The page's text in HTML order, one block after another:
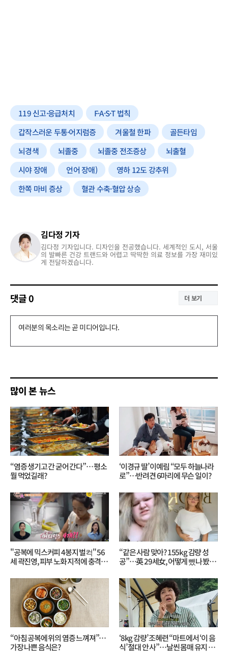
119 신고·응급처치
F·A·S·T 법칙
갑작스러운 두통·어지럼증
겨울철 한파
골든타임
뇌경색
뇌졸중 뇌졸중 전조증상
뇌출혈
시야 장애
언어 장애)
영하 12도 강추위
한쪽 마비 증상
혈관 수축·혈압 상승
김다정 기자
김다정 기자입니다. 디자인을 전공했습니다. 세계적인 도시, 서울
의 발빠른 건강 트랜드와 어렵고 딱딱한 의료 정보를 가장 재미있
게 전달하겠습니다.
댓글0 더 보기
댓
기
많이 본 뉴스
“염증 생기고 간 굳어 간다”… 평소
뭘 먹었길래?
‘이경규 딸’ 이예림 “모두 하늘나라
로”⋯반려견 6마리에 무슨 일이?
"공복에 믹스커피 4봉지 벌컥" 56
세 곽진영, 피부 노화 지적에 충격…
“같은 사람 맞아? 155kg 감량 성
공”…英 29세女, 어떻게 뺐나 봤더
“아침 공복에 위의 염증 느껴져”…
가장 나쁜 음식은?
‘8kg 감량’ 조혜련 “마트에서 ‘이 음
식’ 절대 안 사”…날씬 몸매 유지 비